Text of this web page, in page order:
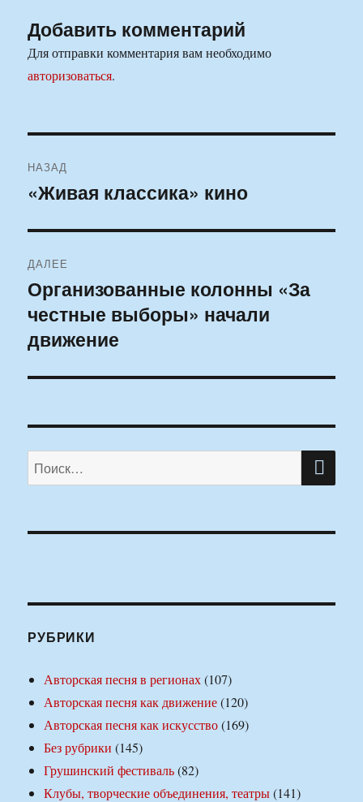
Добавить комментарий
Для отправки комментария вам необходимо
авторизоваться.
по
НАЗАД
Предыдущая
«Живая классика» кино
ДАЛЕЕ
Следующая
запись:
Организованные колонны «За
честные выборы» начали
движение
Искать:
РУБРИКИ
Авторская песня в регионах(107)
Авторская песня как движение(120)
Авторская песня как искусство(169)
Без рубрики (145)
Грушинский фестиваль(82)
Клубы, творческие объединения, театры(141)